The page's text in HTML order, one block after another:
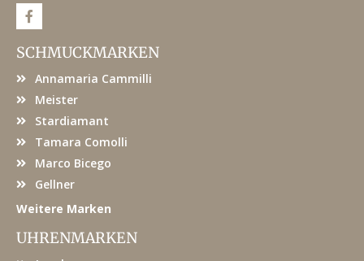
F
a
e
b
o
SCHMUCKMARKEN
Annamaria Cammilli
Meister
Stardiamant
Tamara Comolli
Marco Bicego
Gellner
Weitere Marken
UHRENMARKEN